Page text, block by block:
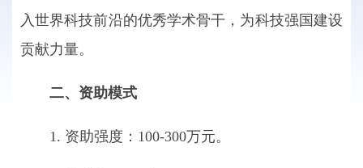
入世界科技前沿的优秀学术骨干，为科技强国建设
贡献力量。
二、资助模式
1. 资助强度：100-300万元。